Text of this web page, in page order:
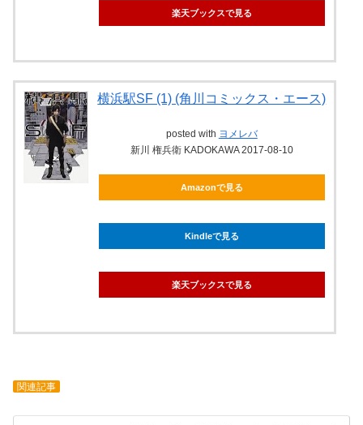
楽天ブックスで見る
横浜駅SF (1) (角川コミックス・エース)
posted with ヨメレバ
新川 権兵衛 KADOKAWA 2017-08-10
Amazonで見る
Kindleで見る
楽天ブックスで見る
関連記事